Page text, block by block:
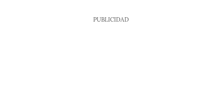
PUBLICIDAD